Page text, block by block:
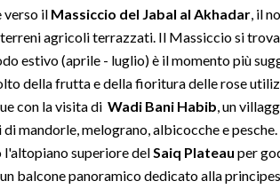
verso il Massiccio del Jabal al Akhadar, il
agricoli terrazzati. Il Massiccio si
estivo (aprile - luglio) è il momento più
della frutta e della fioritura delle rose
con la visita di Wadi Bani Habib, un
mandorle, melograno, albicocche e pesche.
l'altopiano superiore delSaiq Plateau per
un balcone panoramico dedicato alla